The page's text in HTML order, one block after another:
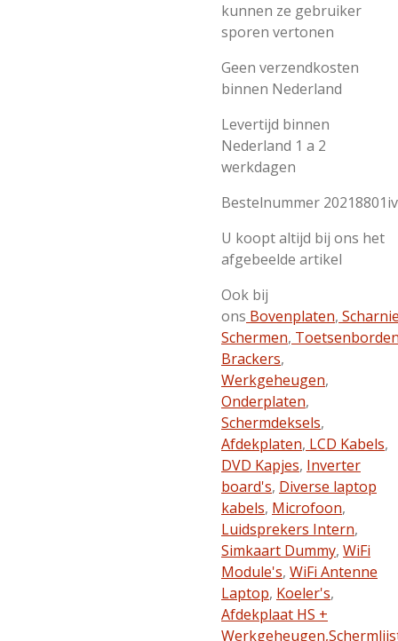
kunnen ze gebruiker
sporen vertonen
Geen verzendkosten
binnen Nederland
Levertijd binnen
Nederland 1 a 2
werkdagen
Bestelnummer 20218801iv
U koopt altijd bij ons het
afgebeelde artikel
Ook bij
ons Bovenplaten,
Schermen,
Brackers,
Werkgeheugen,
Onderplaten,
Schermdeksels,
Afdekplaten, LCD Kabels,
DVD Kapjes, Inverter
board's, Diverse laptop
kabels, Microfoon,
Luidsprekers Intern,
Simkaart Dummy, WiFi
Module's, WiFi Antenne
Laptop, Koeler's,
Afdekplaat HS +
Werkgeheugen,